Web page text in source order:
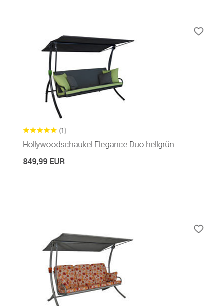
(1)
Hollywoodschaukel Elegance Duo hellgrün
849,99 EUR